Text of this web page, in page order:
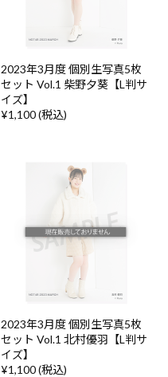
2023年3月度 個別生写真5枚
セット Vol.1 柴野夕葵【L判サ
イズ】
¥1,100 (税込)
2023年3月度 個別生写真5枚
セット Vol.1 北村優羽【L判サ
イズ】
¥1,100 (税込)